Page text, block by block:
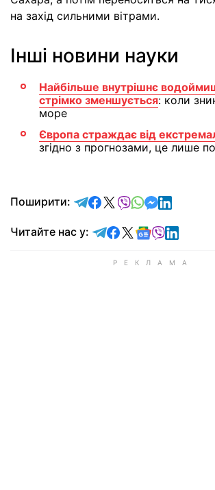
на захід сильними вітрами.
Інші новини науки
Найбільше внутрішнє
стрімко зменшується: коли
море
Європа страждає від
згідно з прогнозами, це лише
Поширити: відправити у Telegram
поділитись у
поділитись у X
відправити у
відправити у
Читайте нас у: Читайте у Telegram
Читайте у
Читайте у X
Читайте у
Читайте